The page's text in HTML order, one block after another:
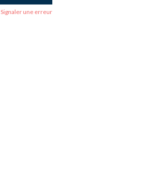
Signaler une erreur